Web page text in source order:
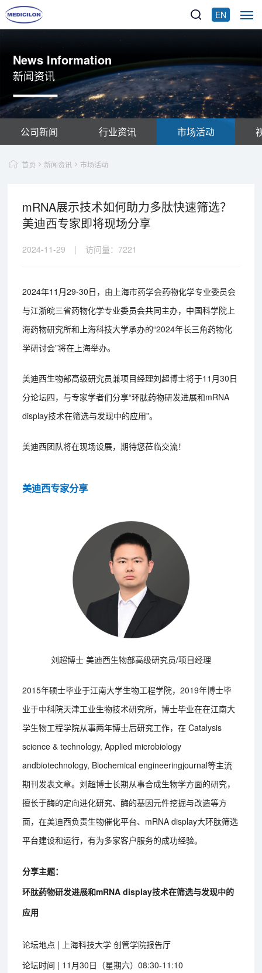
EN
News Information
新闻资讯
公司新闻 行业资讯 市场活动
首页 新闻资讯 市场活动
mRNA展示技术如何助力多肽快速筛选？
美迪西专家即将现场分享
2024-11-29 | 访问量：7221
2024年11月29-30日，由上海市药学会药物化学专业委员会
与江浙皖三省药物化学专业委员会共同主办，中国科学院上
海药物研究所和上海科技大学承办的“2024年长三角药物化
学研讨会”将在上海举办。
美迪西生物部高级研究员兼项目经理刘超博士将于11月30日
分论坛四，与专家学者们分享“环肽药物研发进展和mRNA
display技术在筛选与发现中的应用”。
美迪西团队将在现场设展，期待您莅临交流！
美迪西专家分享
刘超博士 美迪西生物部高级研究员/项目经理
2015年硕士毕业于江南大学生物工程学院，2019年博士毕
业于中科院天津工业生物技术研究所，博士毕业在在江南大
学生物工程学院从事两年博士后研究工作，在 Catalysis
science & technology, Applied microbiology
andbiotechnology, Biochemical engineeringjournal等主流
期刊发表文章。刘超博士长期从事合成生物学方面的研究，
擅长于酶的定向进化研究、酶的基因元件挖掘与改造等方
面，在美迪西负责生物催化平台、mRNA display大环肽筛选
平台建设和运行，有为多家客户服务的成功经验。
分享主题：
环肽药物研发进展和mRNA display技术在筛选与发现中的
应用
论坛地点 | 上海科技大学 创管学院报告厅
论坛时间 | 11月30日（星期六）08:30-11:10